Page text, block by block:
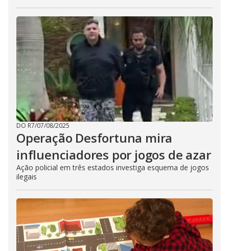
DO R7/07/08/2025
Operação Desfortuna mira
influenciadores por jogos de azar
Ação policial em três estados investiga esquema de jogos
ilegais